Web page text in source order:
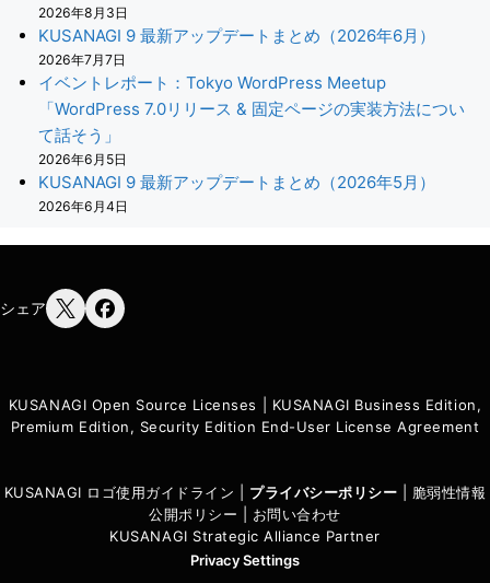
2026年8月3日
KUSANAGI 9 最新アップデートまとめ（2026年6月）
2026年7月7日
イベントレポート：Tokyo WordPress Meetup
「WordPress 7.0リリース & 固定ページの実装方法につい
て話そう」
2026年6月5日
KUSANAGI 9 最新アップデートまとめ（2026年5月）
2026年6月4日
シェア
KUSANAGI Open Source Licenses
KUSANAGI Business Edition,
Premium Edition, Security Edition End-User License Agreement
KUSANAGI ロゴ使用ガイドライン プライバシーポリシー
脆弱性情報
公開ポリシー
お問い合わせ
KUSANAGI Strategic Alliance Partner
Privacy Settings